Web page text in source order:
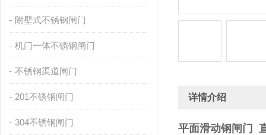
附壁式不锈钢闸门
机门一体不锈钢闸门
不锈钢渠道闸门
201不锈钢闸门
304不锈钢闸门
详情介绍
平面滑动钢闸门